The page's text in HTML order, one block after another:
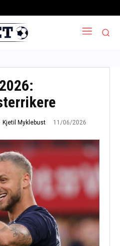
Kjetil Myklebust 11/06/2026